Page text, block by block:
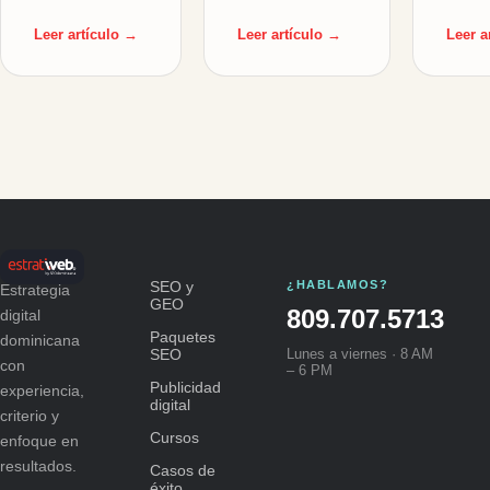
Leer artículo → Leer artículo → Leer
Estrategia
digital
dominicana
con
experiencia,
criterio y
enfoque en
resultados.
SEO y
GEO
Paquetes
SEO
Publicidad
digital
Cursos
Casos de
¿HABLAMOS?
809.707.5713
Lunes a viernes · 8 AM
– 6 PM